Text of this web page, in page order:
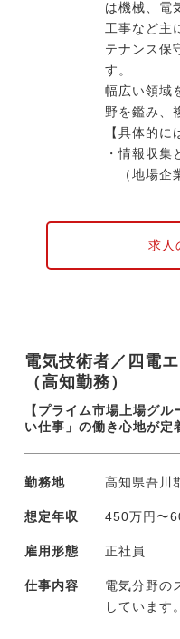
は機械、電
工事など主
テナンス保
す。
幅広い領域
野を鑑み、
【具体的に
・情報収
（地場企
・技術部門
民間向けを
て配属決定
が生じる場
本店では約
います。
求人
電気技術者／四電
（高知勤務）
【プライム市場上場グ
い仕事」の働き心地が定
勤務地 高知県吾川
想定年収 450万円〜
雇用形態 正社員
仕事内容
電気分野の
しています。